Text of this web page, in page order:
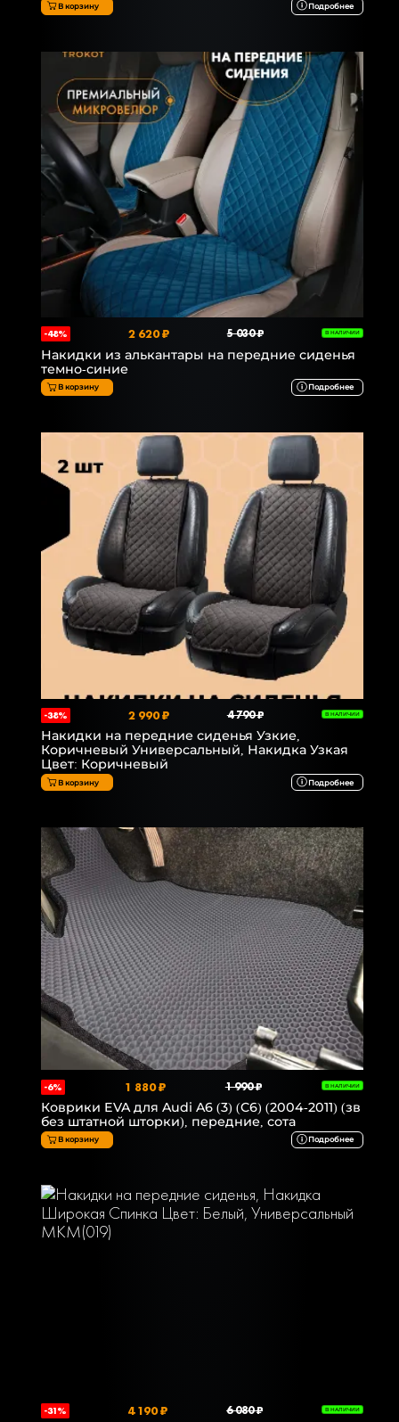
В корзину Подробнее
-48% 2 620 ₽ 5 030 ₽ В НАЛИЧИИ
Накидки из алькантары на передние сиденья
темно-синие
В корзину Подробнее
-38% 2 990 ₽ 4 790 ₽ В НАЛИЧИИ
Накидки на передние сиденья Узкие,
Коричневый Универсальный, Накидка Узкая
Цвет: Коричневый
В корзину Подробнее
-6% 1 880 ₽ 1 990 ₽ В НАЛИЧИИ
Коврики EVA для Audi A6 (3) (C6) (2004-2011) (зв
без штатной шторки), передние, сота
В корзину Подробнее
-31% 4 190 ₽ 6 080 ₽ В НАЛИЧИИ